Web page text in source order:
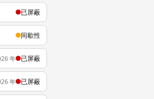
已屏蔽
间歇性
年 已屏蔽
年 已屏蔽